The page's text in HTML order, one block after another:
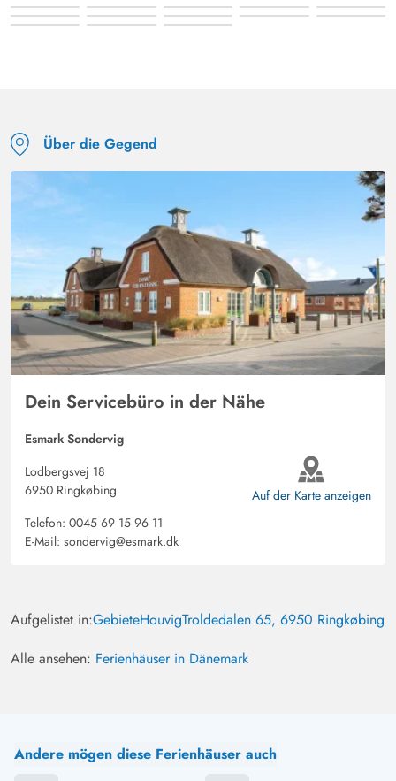
Über die Gegend
Dein Servicebüro in der Nähe
Esmark Sondervig
Lodbergsvej 18
6950 Ringkøbing
Telefon: 0045 69 15 96 11
E-Mail: sondervig@esmark.dk
Auf der Karte anzeigen
Aufgelistet in:GebieteHouvigTroldedalen 65, 6950 Ringkøbing
Alle ansehen: Ferienhäuser in Dänemark
Andere mögen diese Ferienhäuser auch